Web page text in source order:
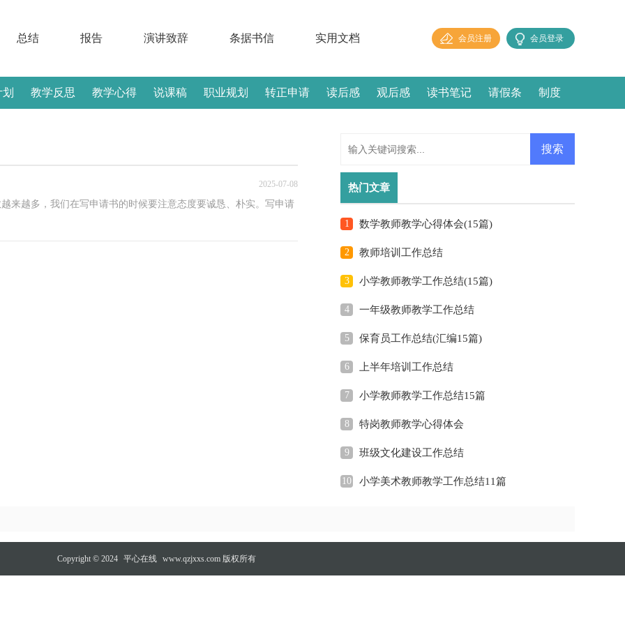
总结 报告 演讲致辞 条据书信 实用文档 会员登录
会员注册
教学反思 教学心得 说课稿 职业规划 转正申请 读后感 观后感 读书笔记 请假条 制度
2025-07-08
来越多，我们在写申请书的时候要注意态度要诚恳、朴实。写申请
热门文章
1 数学教师教学心得体会(15篇)
2 教师培训工作总结
3 小学教师教学工作总结(15篇)
4 一年级教师教学工作总结
5 保育员工作总结(汇编15篇)
6 上半年培训工作总结
7 小学教师教学工作总结15篇
8 特岗教师教学心得体会
9 班级文化建设工作总结
10 小学美术教师教学工作总结11篇
Copyright © 2024 平心在线 www.qzjxxs.com 版权所有